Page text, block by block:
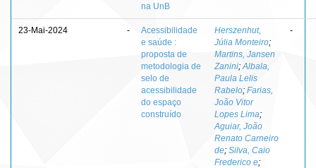
na UnB
23-Mai-2024 -
Acessibilidade
e saúde :
proposta de
metodologia de
selo de
acessibilidade
do espaço
construído
Herszenhut,
Júlia Monteiro;
Martins, Jansen
Zanini; Albala,
Paula Lelis
Rabelo; Farias,
João Vitor
Lopes Lima;
Aguiar, João
Renato Carneiro
de; Silva, Caio
Frederico e;
-